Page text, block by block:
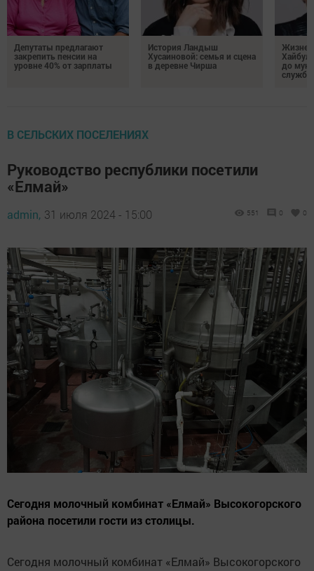
Депутаты предлагают
закрепить пенсии на
уровне 40% от зарплаты
История Ландыш
Хусаиновой: семья и сцена
в деревне Чирша
до
службы
В СЕЛЬСКИХ ПОСЕЛЕНИЯХ
Руководство республики посетили
«Елмай»
admin, 31 июля 2024 - 15:00 551 0 0
Сегодня молочный комбинат «Елмай» Высокогорского
района посетили гости из столицы.
Сегодня молочный комбинат «Елмай» Высокогорского